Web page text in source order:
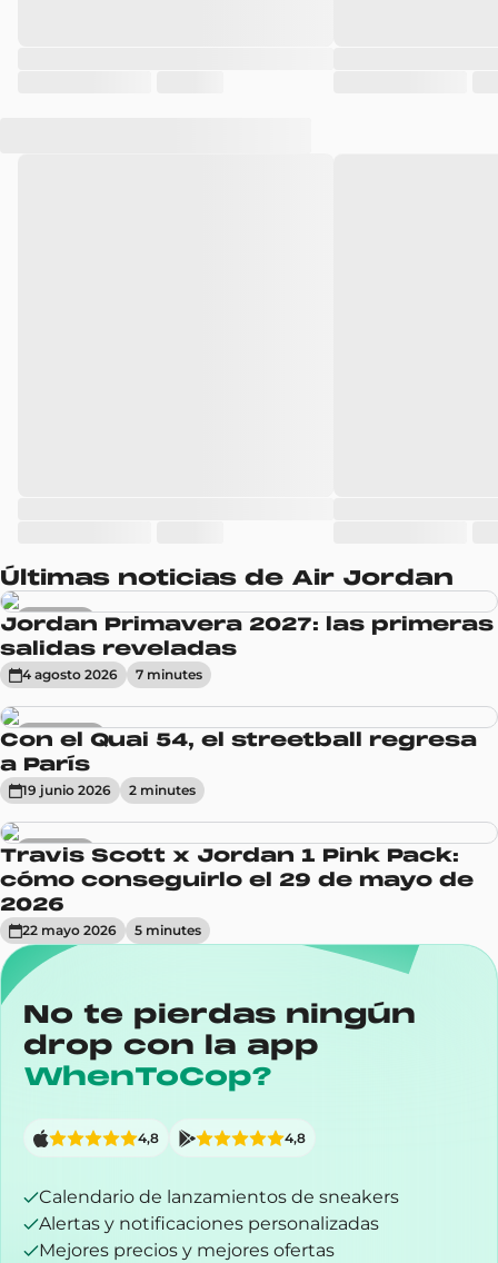
Últimas noticias de Air Jordan
Sneakers
Jordan Primavera 2027: las primeras
salidas reveladas
4 agosto 2026 7 minutes
Actualidad
Con el Quai 54, el streetball regresa
a París
19 junio 2026 2 minutes
Sneakers
Travis Scott x Jordan 1 Pink Pack:
cómo conseguirlo el 29 de mayo de
2026
22 mayo 2026 5 minutes
No te pierdas ningún
drop con la app
WhenToCop?
Calendario de lanzamientos de sneakers
Alertas y notificaciones personalizadas
Mejores precios y mejores ofertas
4,8 4,8